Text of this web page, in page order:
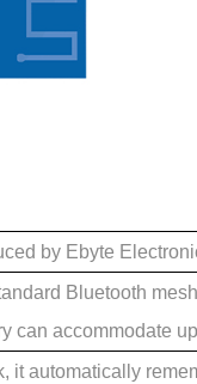
by Ebyte
Bluetooth
can accommodate
it automatically